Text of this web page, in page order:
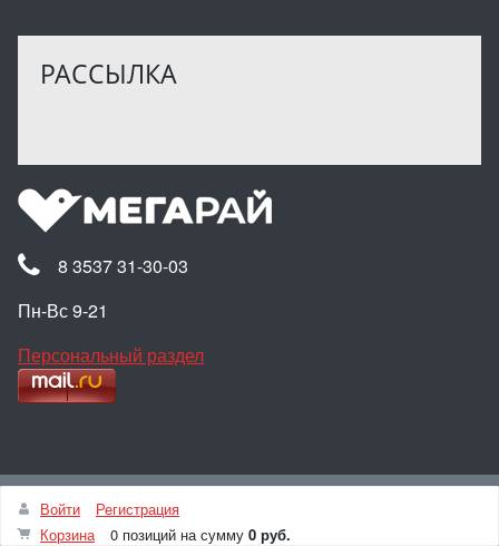
РАССЫЛКА
8 3537 31-30-03
Пн-Вс 9-21
Персональный раздел
© Интернет-магазин МЕГАРАЙ, 2025
Войти
Регистрация
Корзина
0 позиций на сумму 0 руб.